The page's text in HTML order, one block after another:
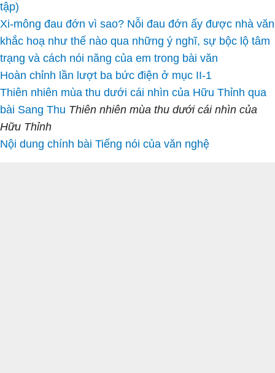
tập)
Xi-mông đau đớn vì sao? Nỗi đau đớn ấy được nhà văn
khắc hoạ như thế nào qua những ý nghĩ, sự bộc lộ tâm
trạng và cách nói năng của em trong bài văn
Hoàn chỉnh lần lượt ba bức điện ở mục II-1
Thiên nhiên mùa thu dưới cái nhìn của Hữu Thỉnh qua
bài Sang Thu Thiên nhiên mùa thu dưới cái nhìn của
Hữu Thỉnh
Nội dung chính bài Tiếng nói của văn nghệ